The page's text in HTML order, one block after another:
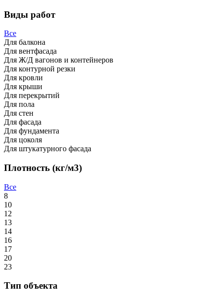
Виды работ
Все
Для балкона
Для вентфасада
Для Ж/Д вагонов и контейнеров
Для контурной резки
Для кровли
Для крыши
Для перекрытий
Для пола
Для стен
Для фасада
Для фундамента
Для цоколя
Для штукатурного фасада
Плотность (кг/м3)
Все
8
10
12
13
14
16
17
20
23
Тип объекта